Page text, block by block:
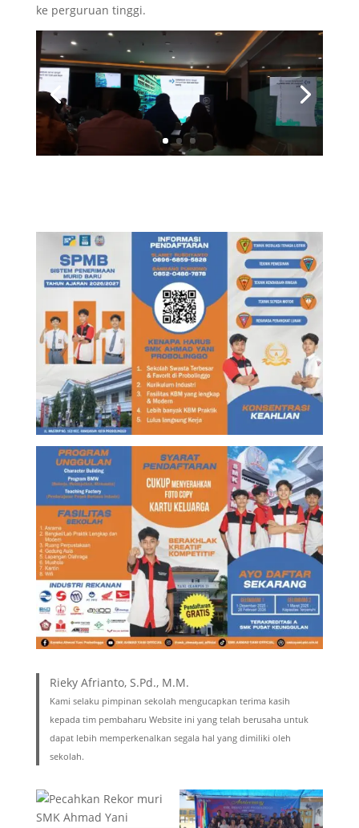
ke perguruan tinggi.
Rieky Afrianto, S.Pd., M.M.
Kami selaku pimpinan sekolah mengucapkan terima kasih
kepada tim pembaharu Website ini yang telah berusaha untuk
dapat lebih memperkenalkan segala hal yang dimiliki oleh
sekolah.